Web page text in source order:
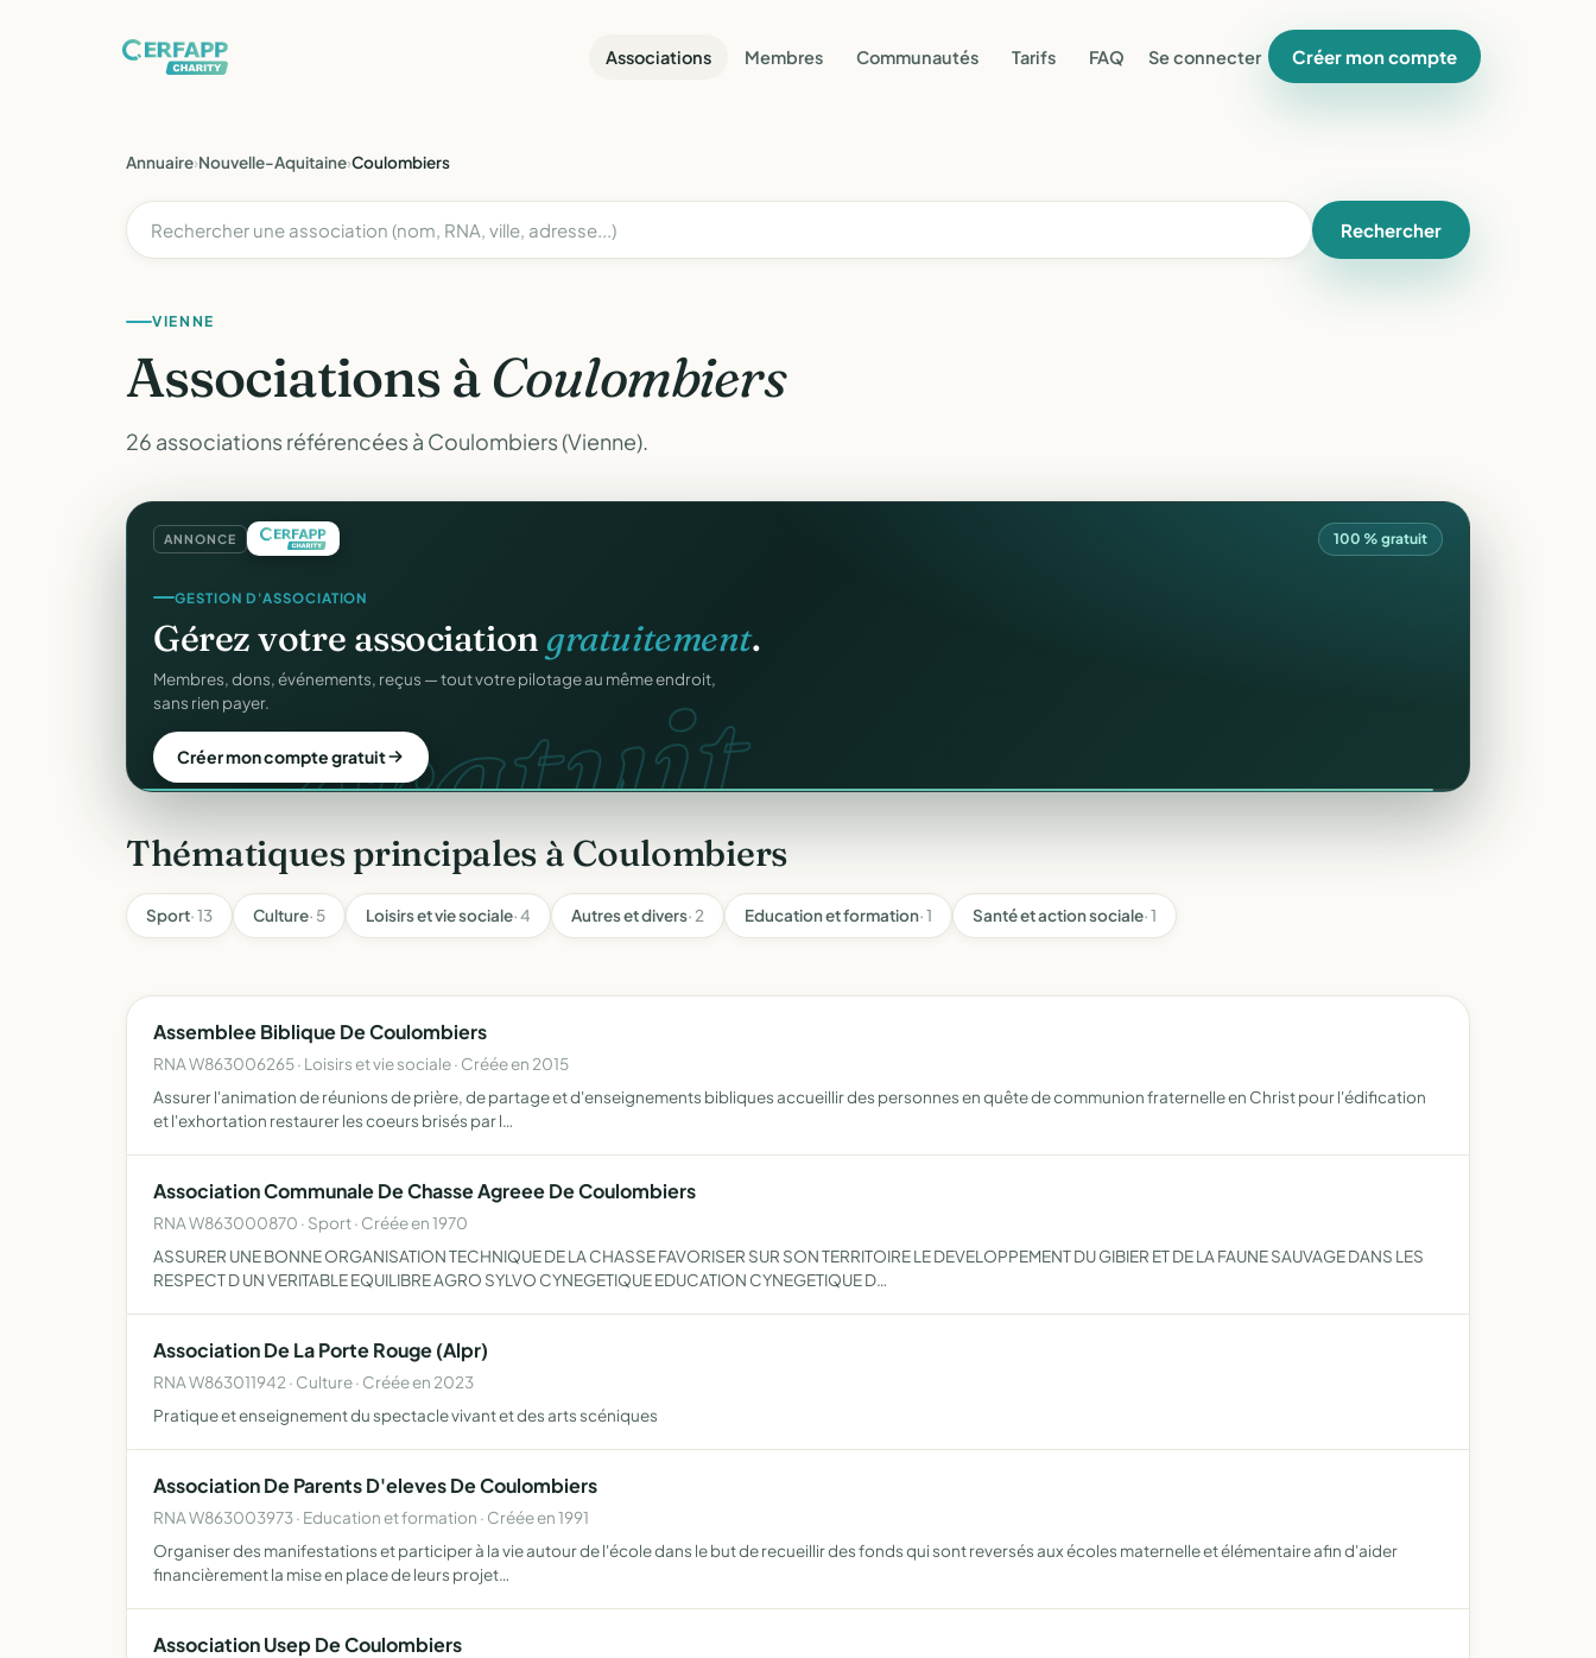
Associations Membres Communautés Tarifs FAQ Se connecter Créer mon compte
Annuaire›Nouvelle-Aquitaine›Coulombiers
Rechercher
VIENNE
Associations àCoulombiers
26 associations référencées à Coulombiers (Vienne).
ANNONCE 100 % gratuit
CERFA.
REÇUS FISCAUX
Vos reçusCERFAautomatiques.
Générés et envoyés à vos donateurs en un clic, conformes au modèle
officiel n°11580.
Automatiser mes reçus
Thématiques principales à Coulombiers
Sport· 13 Culture· 5 Loisirs et vie sociale· 4 Autres et divers· 2 Education et formation· 1 Santé et action sociale· 1
Assemblee Biblique De Coulombiers
RNA W863006265 · Loisirs et vie sociale · Créée en 2015
Assurer l'animation de réunions de prière, de partage et d'enseignements bibliques accueillir des personnes en quête de communion fraternelle en Christ pour l'édification
et l'exhortation restaurer les coeurs brisés par l…
Association Communale De Chasse Agreee De Coulombiers
RNA W863000870 · Sport · Créée en 1970
ASSURER UNE BONNE ORGANISATION TECHNIQUE DE LA CHASSE FAVORISER SUR SON TERRITOIRE LE DEVELOPPEMENT DU GIBIER ET DE LA FAUNE SAUVAGE DANS LES
RESPECT D UN VERITABLE EQUILIBRE AGRO SYLVO CYNEGETIQUE EDUCATION CYNEGETIQUE D…
Association De La Porte Rouge (Alpr)
RNA W863011942 · Culture · Créée en 2023
Pratique et enseignement du spectacle vivant et des arts scéniques
Association De Parents D'eleves De Coulombiers
RNA W863003973 · Education et formation · Créée en 1991
Organiser des manifestations et participer à la vie autour de l'école dans le but de recueillir des fonds qui sont reversés aux écoles maternelle et élémentaire afin d'aider
financièrement la mise en place de leurs projet…
Association Usep De Coulombiers